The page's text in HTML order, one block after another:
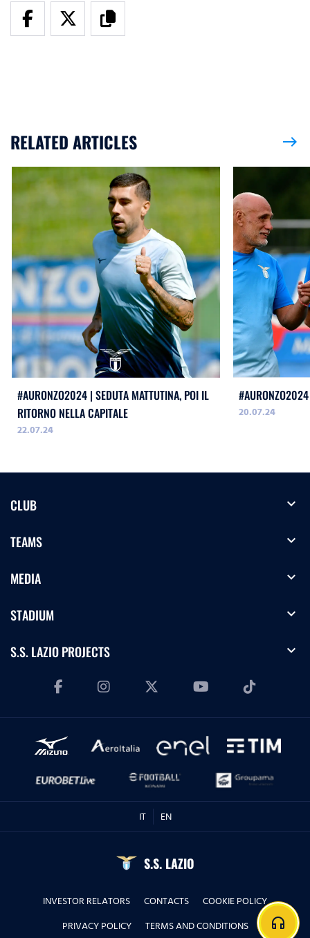
RELATED ARTICLES east
#AURONZO2024 | SEDUTA MATTUTINA, POI IL
RITORNO NELLA CAPITALE
22.07.24
20.07.24
CLUB expand_more
TEAMS expand_more
MEDIA expand_more
STADIUM expand_more
S.S. LAZIO PROJECTS expand_more
IT EN
S.S. LAZIO
INVESTOR RELATORS CONTACTS
COOKIE POLICY
PRIVACY POLICY
TERMS AND CONDITIONS headphones